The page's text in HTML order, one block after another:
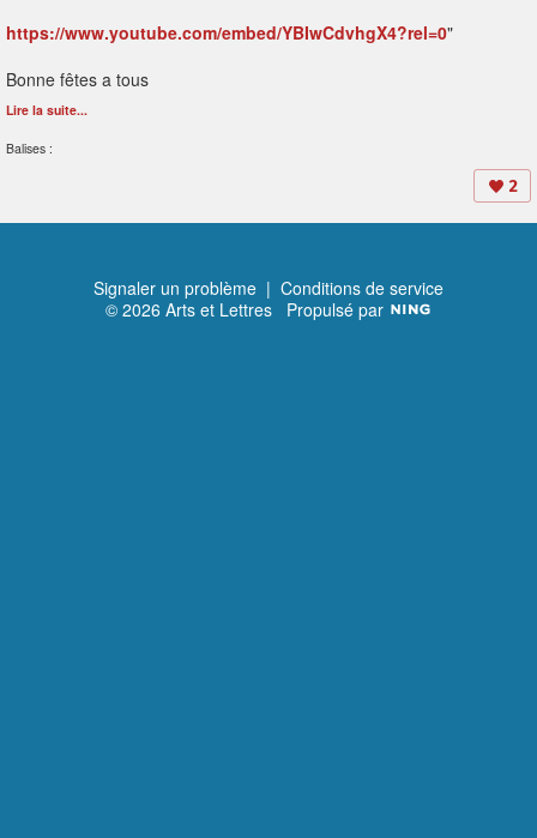
https://www.youtube.com/embed/YBIwCdvhgX4?rel=0"
Bonne fêtes a tous
Lire la suite...
Balises :
2
Signaler un problème | Conditions de service
© 2026 Arts et Lettres Propulsé par